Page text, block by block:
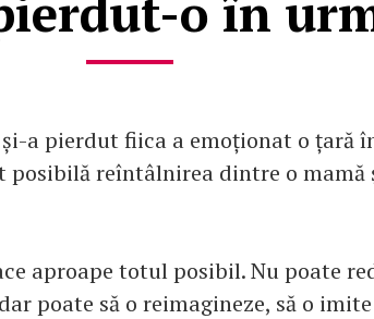
a pierdut fiica a emoționat o țară
posibilă reîntâlnirea dintre o mamă
aproape totul posibil. Nu poate
poate să o reimagineze, să o